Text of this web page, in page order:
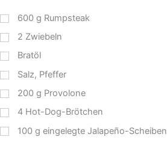
600 g Rumpsteak
2 Zwiebeln
Bratöl
Salz, Pfeffer
200 g Provolone
4 Hot-Dog-Brötchen
100 g eingelegte Jalapeño-Scheiben